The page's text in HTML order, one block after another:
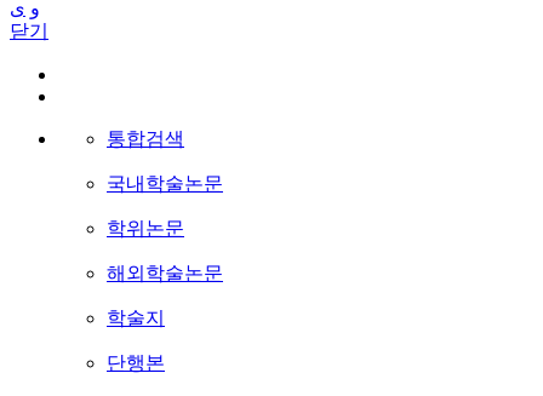
و ی
닫기
통합검색
국내학술논문
학위논문
해외학술논문
학술지
단행본